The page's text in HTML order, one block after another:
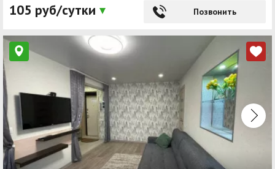
105 руб/сутки Позвонить